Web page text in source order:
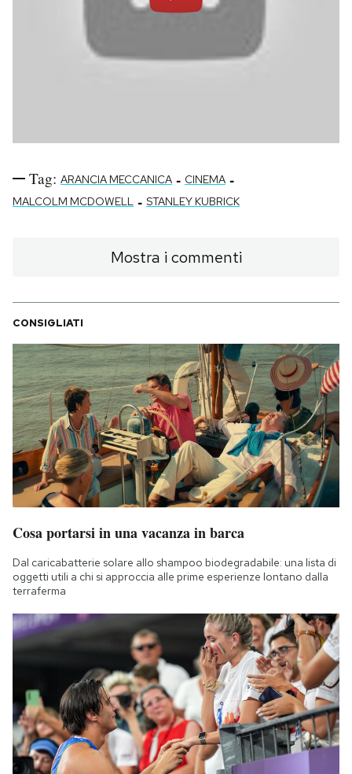
Tag: ARANCIA MECCANICA - CINEMA -
MALCOLM MCDOWELL - STANLEY KUBRICK
Mostra i commenti
CONSIGLIATI
Cosa portarsi in una vacanza in barca
Dal caricabatterie solare allo shampoo biodegradabile: una lista di
oggetti utili a chi si approccia alle prime esperienze lontano dalla
terraferma